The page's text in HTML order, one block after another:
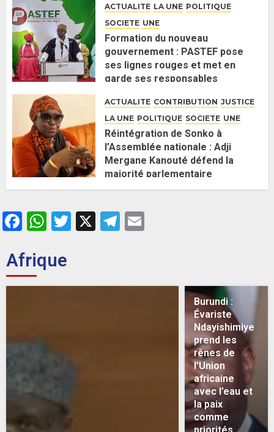
2 JUIN 2026 0
ACTUALITE LA UNE POLITIQUE
SOCIETE UNE
Formation du nouveau
gouvernement : PASTEF pose
ses lignes rouges et met en
garde ses responsables
ACTUALITE CONTRIBUTION JUSTICE
LA UNE POLITIQUE SOCIETE UNE
Réintégration de Sonko à
l’Assemblée nationale : Adji
Mergane Kanouté défend la
majorité parlementaire
26 MAI 2026 0
Facebook
WhatsApp
Twitter
X Telegram
Afrique
Burundi :
Évariste
Ndayishimiye
prend les
rênes de
l’Union
africaine
avec l’eau et
la paix
comme